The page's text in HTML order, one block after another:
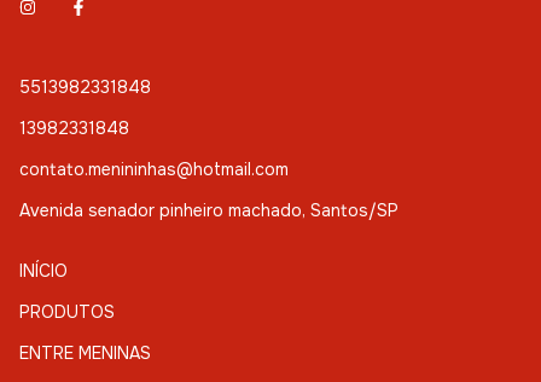
5513982331848
13982331848
contato.menininhas@hotmail.com
Avenida senador pinheiro machado, Santos/SP
INÍCIO
PRODUTOS
ENTRE MENINAS